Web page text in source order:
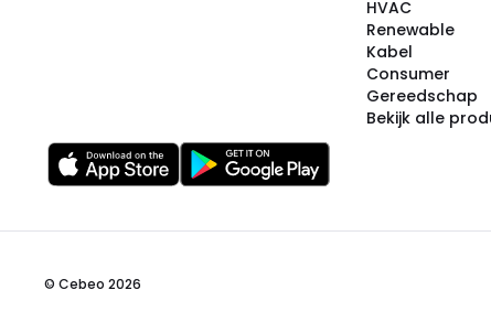
HVAC
Renewable
Kabel
Consumer
Gereedschap
Bekijk alle
© Cebeo 2026